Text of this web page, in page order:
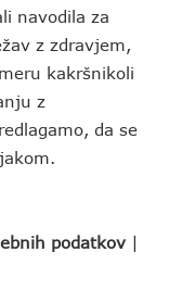
navodila za
z zdravjem,
kakršnikoli
z
da se
podatkov |